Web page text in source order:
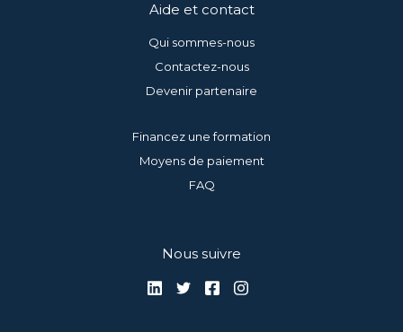
Aide et contact
Qui sommes-nous
Contactez-nous
Devenir partenaire
Financez une formation
Moyens de paiement
FAQ
Nous suivre